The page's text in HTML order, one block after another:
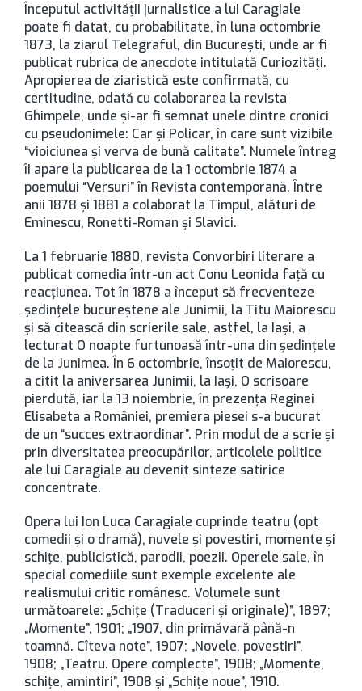
Începutul activităţii jurnalistice a lui Caragiale
poate fi datat, cu probabilitate, în luna octombrie
1873, la ziarul Telegraful, din Bucureşti, unde ar fi
publicat rubrica de anecdote intitulată Curiozităţi.
Apropierea de ziaristică este confirmată, cu
certitudine, odată cu colaborarea la revista
Ghimpele, unde şi-ar fi semnat unele dintre cronici
cu pseudonimele: Car şi Policar, în care sunt vizibile
“vioiciunea şi verva de bună calitate”. Numele întreg
îi apare la publicarea de la 1 octombrie 1874 a
poemului “Versuri” în Revista contemporană. Între
anii 1878 şi 1881 a colaborat la Timpul, alături de
Eminescu, Ronetti-Roman şi Slavici.
La 1 februarie 1880, revista Convorbiri literare a
publicat comedia într-un act Conu Leonida faţă cu
reacţiunea. Tot în 1878 a început să frecventeze
şedinţele bucureştene ale Junimii, la Titu Maiorescu
şi să citească din scrierile sale, astfel, la Iaşi, a
lecturat O noapte furtunoasă într-una din şedinţele
de la Junimea. În 6 octombrie, însoţit de Maiorescu,
a citit la aniversarea Junimii, la Iaşi, O scrisoare
pierdută, iar la 13 noiembrie, în prezenţa Reginei
Elisabeta a României, premiera piesei s-a bucurat
de un “succes extraordinar”. Prin modul de a scrie şi
prin diversitatea preocupărilor, articolele politice
ale lui Caragiale au devenit sinteze satirice
concentrate.
Opera lui Ion Luca Caragiale cuprinde teatru (opt
comedii şi o dramă), nuvele şi povestiri, momente şi
schiţe, publicistică, parodii, poezii. Operele sale, în
special comediile sunt exemple excelente ale
realismului critic românesc. Volumele sunt
următoarele: „Schiţe (Traduceri şi originale)”, 1897;
„Momente”, 1901; „1907, din primăvară până-n
toamnă. Cîteva note”, 1907; „Novele, povestiri”,
1908; „Teatru. Opere complecte”, 1908; „Momente,
schiţe, amintiri”, 1908 şi „Schiţe noue”, 1910.